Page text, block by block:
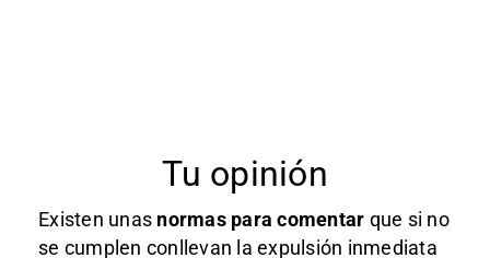
Tu opinión
Existen unas normas para comentar que si no
se cumplen conllevan la expulsión inmediata